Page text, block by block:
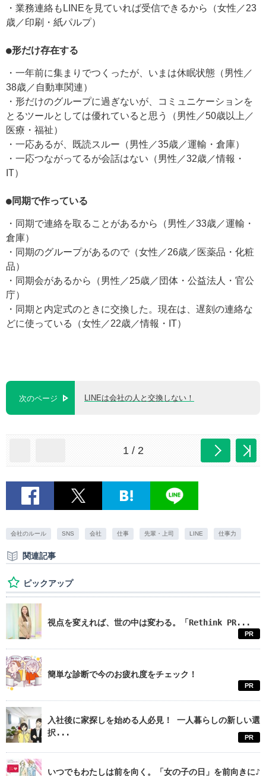
・業務連絡もLINEを見ていれば受信できるから（女性／23
歳／印刷・紙パルプ）
●形だけ存在する
・一年前に集まりでつくったが、いまは休眠状態（男性／
38歳／自動車関連）
・形だけのグループに過ぎないが、コミュニケーションを
とるツールとしては優れていると思う（男性／50歳以上／
医療・福祉）
・一応あるが、既読スルー（男性／35歳／運輸・倉庫）
・一応つながってるが会話はない（男性／32歳／情報・
IT）
●同期で作っている
・同期で連絡を取ることがあるから（男性／33歳／運輸・
倉庫）
・同期のグループがあるので（女性／26歳／医薬品・化粧
品）
・同期会があるから（男性／25歳／団体・公益法人・官公
庁）
・同期と内定式のときに交換した。現在は、遅刻の連絡な
どに使っている（女性／22歳／情報・IT）
次のページ LINEは会社の人と交換しない！
1 / 2
会社のルール SNS 会社 仕事 先輩・上司 LINE 仕事力
関連記事
ピックアップ
視点を変えれば、世の中は変わる。「Rethink PR...
PR
簡単な診断で今のお疲れ度をチェック！
PR
入社後に家探しを始める人必見！ 一人暮らしの新しい選
択...
PR
いつでもわたしは前を向く。「女の子の日」を前向きに♪